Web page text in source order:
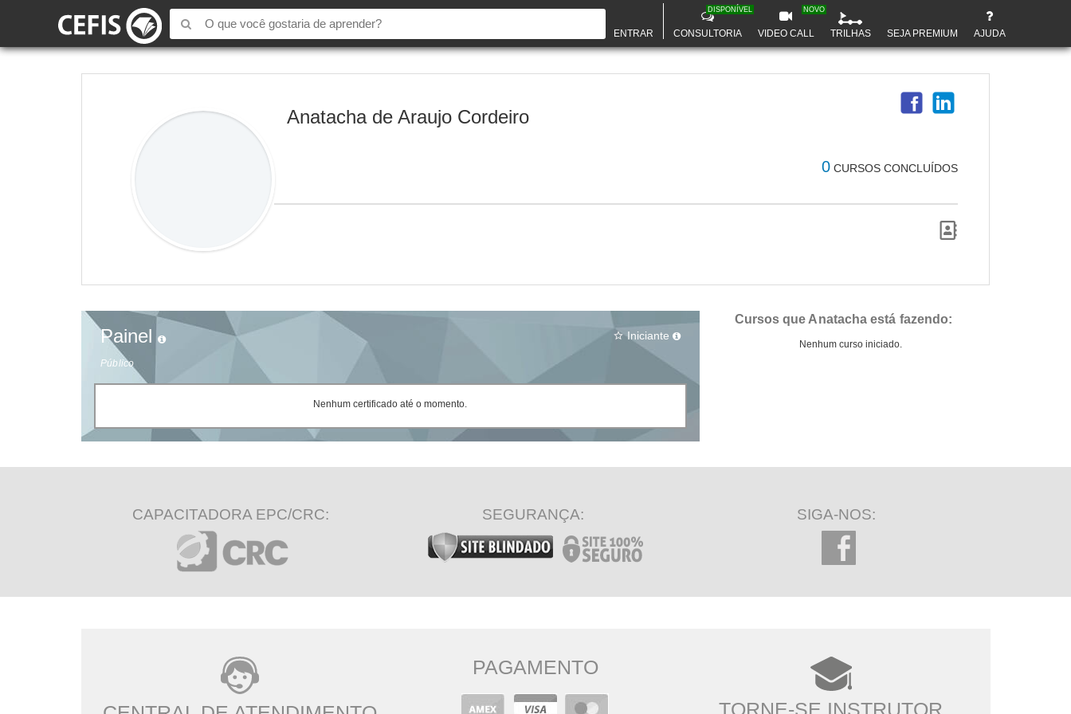
ENTRAR CONSULTORIA
DISPONÍVEL
VIDEO CALL
NOVO
TRILHAS SEJA PREMIUM AJUDA
Anatacha de Araujo Cordeiro
0 CURSOS CONCLUÍDOS
Painel
Público
star_border Iniciante
Nenhum certificado até o momento.
Cursos que Anatacha está fazendo:
Nenhum curso iniciado.
CAPACITADORA EPC/CRC: SEGURANÇA: SIGA-NOS:
PAGAMENTO
TORNE-SE INSTRUTOR